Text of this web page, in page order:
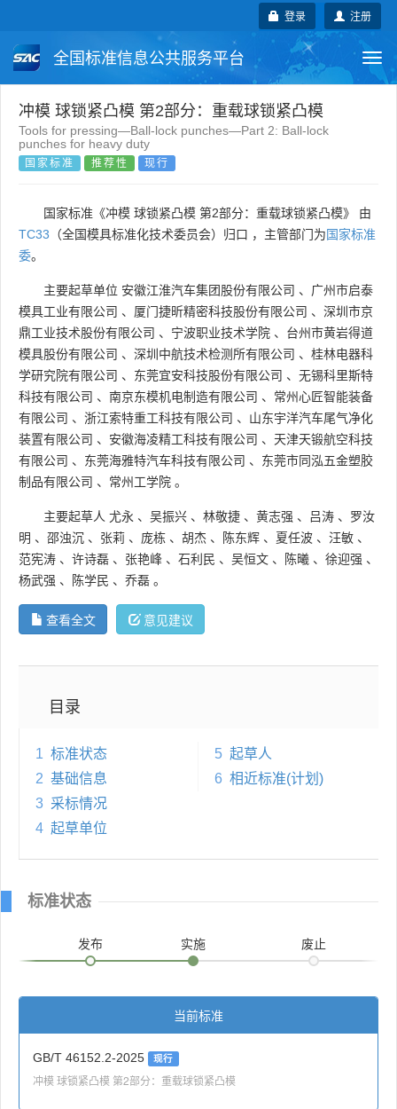
注册
登录
全国标准信息公共服务平台
国家标准 行业标准 地方标准
团体标准
冲模 球锁紧凸模 第2部分：重载球锁紧凸模
Tools for pressing—Ball-lock punches—Part 2: Ball-lock
punches for heavy duty
国家标准 推荐性 现行
国家标准《冲模 球锁紧凸模 第2部分：重载球锁紧凸模》 由
TC33 （全国模具标准化技术委员会）归口 ，主管部门为国家标准
委。
主要起草单位 安徽江淮汽车集团股份有限公司 、 广州市启泰
模具工业有限公司 、 厦门捷昕精密科技股份有限公司 、 深圳市京
鼎工业技术股份有限公司 、 宁波职业技术学院 、 台州市黄岩得道
模具股份有限公司 、 深圳中航技术检测所有限公司 、 桂林电器科
学研究院有限公司 、 东莞宜安科技股份有限公司 、 无锡科里斯特
科技有限公司 、 南京东模机电制造有限公司 、 常州心匠智能装备
有限公司 、 浙江索特重工科技有限公司 、 山东宇洋汽车尾气净化
装置有限公司 、 安徽海凌精工科技有限公司 、 天津天锻航空科技
有限公司 、 东莞海雅特汽车科技有限公司 、 东莞市同泓五金塑胶
制品有限公司 、 常州工学院 。
主要起草人 尤永 、 吴振兴 、 林敬捷 、 黄志强 、 吕涛 、 罗汝
明 、 邵浊沉 、 张莉 、 庞栋 、 胡杰 、 陈东辉 、 夏任波 、 汪敏 、
范宪涛 、 许诗磊 、 张艳峰 、 石利民 、 吴恒文 、 陈曦 、 徐迎强 、
杨武强 、 陈学民 、 乔磊 。
查看全文 意见建议
目录
1 标准状态
2 基础信息
3 采标情况
4 起草单位
5 起草人
6 相近标准(计划)
标准状态
发布 实施 废止
当前标准
GB/T 46152.2-2025 现行
冲模 球锁紧凸模 第2部分：重载球锁紧凸模